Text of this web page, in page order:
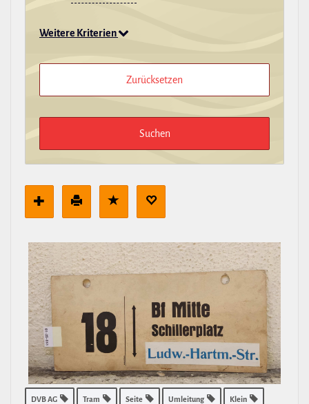
Weitere Kriterien
DVB AG Tram Seite Umleitung Klein